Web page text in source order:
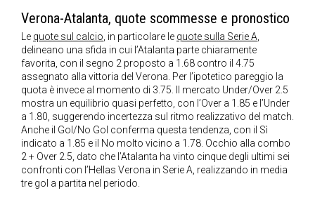
Verona-Atalanta, quote scommesse e pronostico
Le quote sul calcio, in particolare le quote sulla Serie A,
delineano una sfida in cui l’Atalanta parte chiaramente
favorita, con il segno 2 proposto a 1.68 contro il 4.75
assegnato alla vittoria del Verona. Per l’ipotetico pareggio la
quota è invece al momento di 3.75. Il mercato Under/Over 2.5
mostra un equilibrio quasi perfetto, con l’Over a 1.85 e l’Under
a 1.80, suggerendo incertezza sul ritmo realizzativo del match.
Anche il Gol/No Gol conferma questa tendenza, con il Sì
indicato a 1.85 e il No molto vicino a 1.78. Occhio alla combo
2 + Over 2.5, dato che l’Atalanta ha vinto cinque degli ultimi sei
confronti con l’Hellas Verona in Serie A, realizzando in media
tre gol a partita nel periodo.